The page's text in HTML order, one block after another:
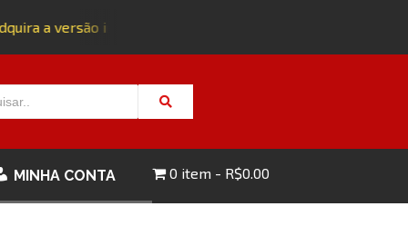
a versão impressa da edição 143 com FRETE GRÁTIS -
MINHA CONTA 0 item R$0.00